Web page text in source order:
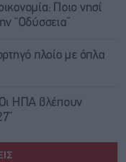
Ποιο νησί
“Οδύσσεια”
πλοίο με όπλα
Οι ΗΠΑ βλέπουν